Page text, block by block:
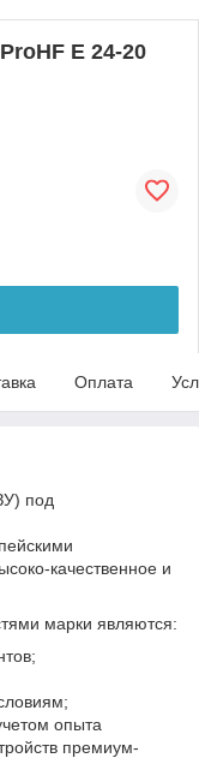
E 24-20
Оплата
под
качественное и
марки являются:
опыта
премиум-